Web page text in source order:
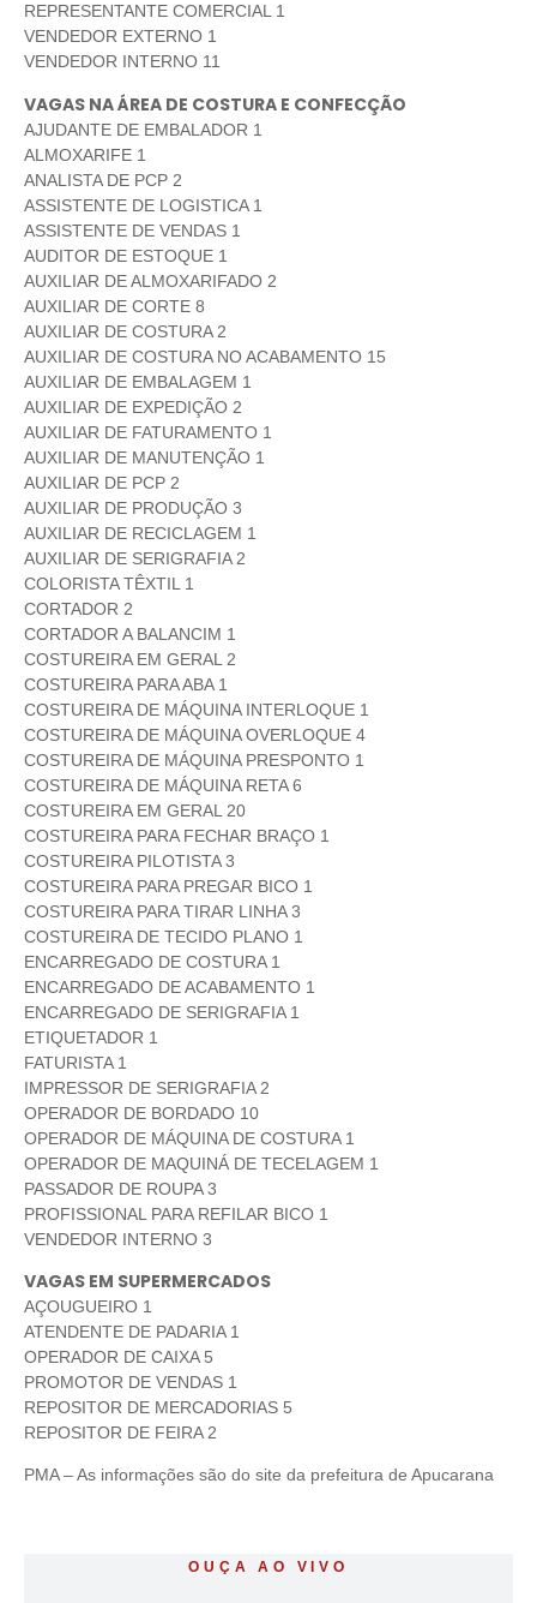
REPRESENTANTE COMERCIAL 1
VENDEDOR EXTERNO 1
VENDEDOR INTERNO 11
VAGAS NA ÁREA DE COSTURA E CONFECÇÃO
AJUDANTE DE EMBALADOR 1
ALMOXARIFE 1
ANALISTA DE PCP 2
ASSISTENTE DE LOGISTICA 1
ASSISTENTE DE VENDAS 1
AUDITOR DE ESTOQUE 1
AUXILIAR DE ALMOXARIFADO 2
AUXILIAR DE CORTE 8
AUXILIAR DE COSTURA 2
AUXILIAR DE COSTURA NO ACABAMENTO 15
AUXILIAR DE EMBALAGEM 1
AUXILIAR DE EXPEDIÇÃO 2
AUXILIAR DE FATURAMENTO 1
AUXILIAR DE MANUTENÇÃO 1
AUXILIAR DE PCP 2
AUXILIAR DE PRODUÇÃO 3
AUXILIAR DE RECICLAGEM 1
AUXILIAR DE SERIGRAFIA 2
COLORISTA TÊXTIL 1
CORTADOR 2
CORTADOR A BALANCIM 1
COSTUREIRA EM GERAL 2
COSTUREIRA PARA ABA 1
COSTUREIRA DE MÁQUINA INTERLOQUE 1
COSTUREIRA DE MÁQUINA OVERLOQUE 4
COSTUREIRA DE MÁQUINA PRESPONTO 1
COSTUREIRA DE MÁQUINA RETA 6
COSTUREIRA EM GERAL 20
COSTUREIRA PARA FECHAR BRAÇO 1
COSTUREIRA PILOTISTA 3
COSTUREIRA PARA PREGAR BICO 1
COSTUREIRA PARA TIRAR LINHA 3
COSTUREIRA DE TECIDO PLANO 1
ENCARREGADO DE COSTURA 1
ENCARREGADO DE ACABAMENTO 1
ENCARREGADO DE SERIGRAFIA 1
ETIQUETADOR 1
FATURISTA 1
IMPRESSOR DE SERIGRAFIA 2
OPERADOR DE BORDADO 10
OPERADOR DE MÁQUINA DE COSTURA 1
OPERADOR DE MAQUINÁ DE TECELAGEM 1
PASSADOR DE ROUPA 3
PROFISSIONAL PARA REFILAR BICO 1
VENDEDOR INTERNO 3
VAGAS EM SUPERMERCADOS
AÇOUGUEIRO 1
ATENDENTE DE PADARIA 1
OPERADOR DE CAIXA 5
PROMOTOR DE VENDAS 1
REPOSITOR DE MERCADORIAS 5
REPOSITOR DE FEIRA 2
PMA – As informações são do site da prefeitura de Apucarana
OUÇA AO VIVO